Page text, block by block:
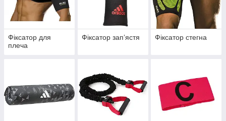
Фіксатор для
плеча
Фіксатор запʼястя Фіксатор стегна